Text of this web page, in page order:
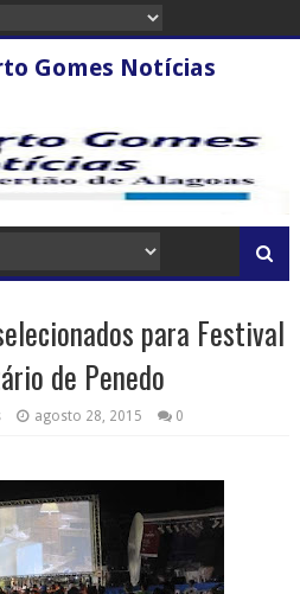
Gomes Notícias
para Festival
de Penedo
agosto 28, 2015 0